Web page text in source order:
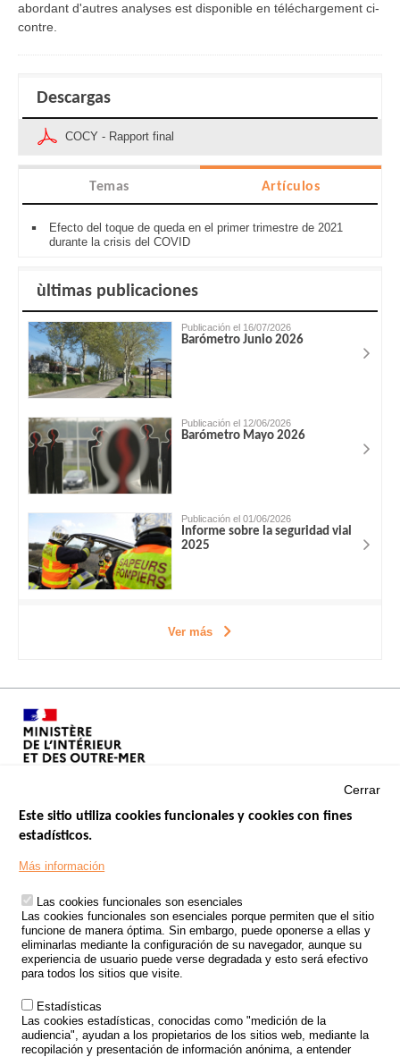
abordant d'autres analyses est disponible en téléchargement ci-
contre.
Descargas
COCY - Rapport final
Temas Artículos
Efecto del toque de queda en el primer trimestre de 2021
durante la crisis del COVID
ùltimas publicaciones
Publicación el 16/07/2026
Barómetro Junio 2026
Publicación el 12/06/2026
Barómetro Mayo 2026
Publicación el 01/06/2026
Informe sobre la seguridad vial
2025
Ver más
Footer
TRATAMIENTO DE DATOS PERSONALES PROCEDENTES DE
ACCIDENTES DE TRÁFICO
ESTUDIOS
CONVOCATORIA DE PROYECTOS DE ESTUDIOS
POLÍTICA DE SEGURIDAD VIAL
Outils
Cerrar
Este sitio utiliza cookies funcionales y cookies con fines
estadísticos.
Más información
Las cookies funcionales son esenciales
Las cookies funcionales son esenciales porque permiten que el sitio
funcione de manera óptima. Sin embargo, puede oponerse a ellas y
eliminarlas mediante la configuración de su navegador, aunque su
experiencia de usuario puede verse degradada y esto será efectivo
para todos los sitios que visite.
Estadísticas
Las cookies estadísticas, conocidas como "medición de la
audiencia", ayudan a los propietarios de los sitios web, mediante la
recopilación y presentación de información anónima, a entender